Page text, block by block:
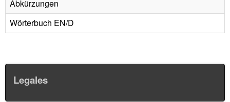
Abkürzungen
Wörterbuch EN/D
Legales